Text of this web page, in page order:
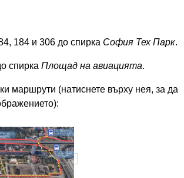
184 и 306 до спирка София Тех Парк.
спирка Площад на авиацията.
маршрути (натиснете върху нея, за да